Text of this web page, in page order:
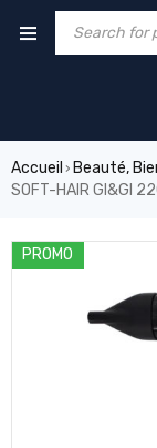
Accueil › Beauté,
SOFT-HAIR GI&GI
PROMO